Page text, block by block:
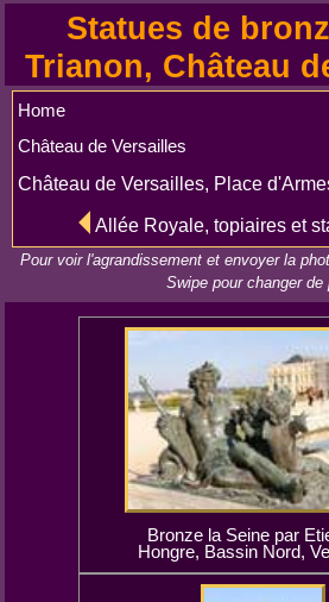
Statues de
Trianon, Château
Home
Château de Versailles
Château de Versailles, Place d'Armes et cour de
Allée Royale, topiaires et statues,
Pour voir l'agrandissement et envoyer la
Swipe pour changer de
Bronze la Seine par
Hongre, Bassin Nord,